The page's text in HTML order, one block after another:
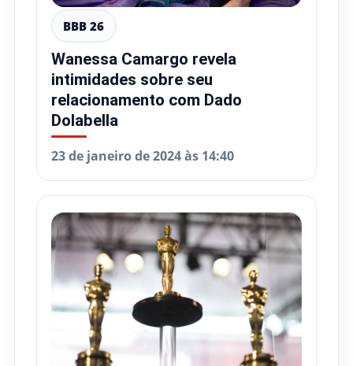
BBB 26
Wanessa Camargo revela
intimidades sobre seu
relacionamento com Dado
Dolabella
23 de janeiro de 2024 às 14:40